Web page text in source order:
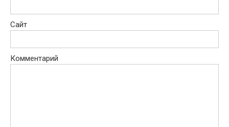
Сайт
Комментарий